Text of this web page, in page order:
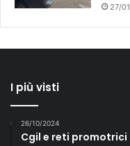
27/
I più visti
26/10/2024
Cgil e reti promotrici